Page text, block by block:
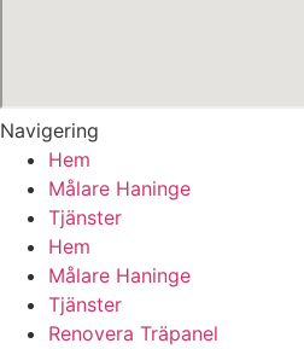
Navigering
Hem
Målare Haninge
Tjänster
Hem
Målare Haninge
Tjänster
Renovera Träpanel